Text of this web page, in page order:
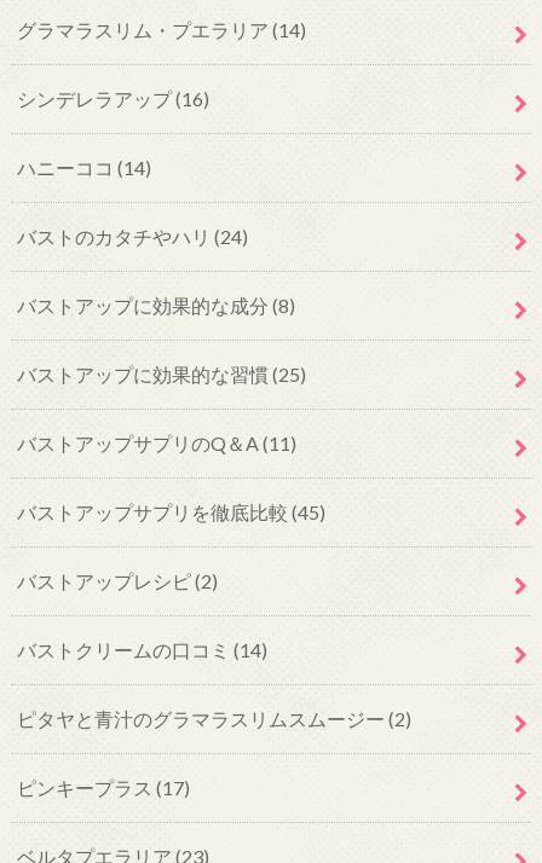
グラマラスリム・プエラリア (14)
シンデレラアップ(16)
ハニーココ (14)
バストのカタチやハリ (24)
バストアップに効果的な成分 (8)
バストアップに効果的な習慣(25)
バストアップサプリのQ＆A(11)
バストアップサプリを徹底比較 (45)
バストアップレシピ(2)
バストクリームの口コミ (14)
ピタヤと青汁のグラマラスリムスムージー (2)
ピンキープラス (17)
ベルタプエラリア (23)